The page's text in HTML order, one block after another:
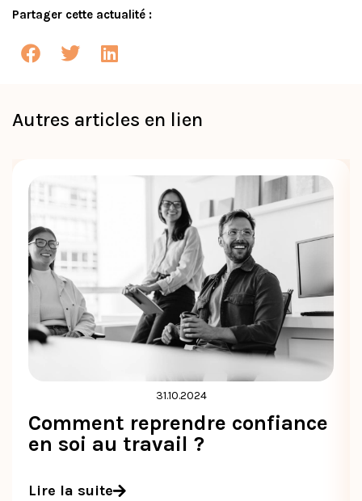
Partager cette actualité :
Autres articles en lien
31.10.2024
Comment reprendre confiance
en soi au travail ?
Lire la suite